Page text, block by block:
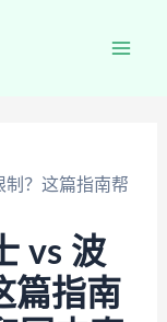
制？这篇指南帮
vs 波
篇指南